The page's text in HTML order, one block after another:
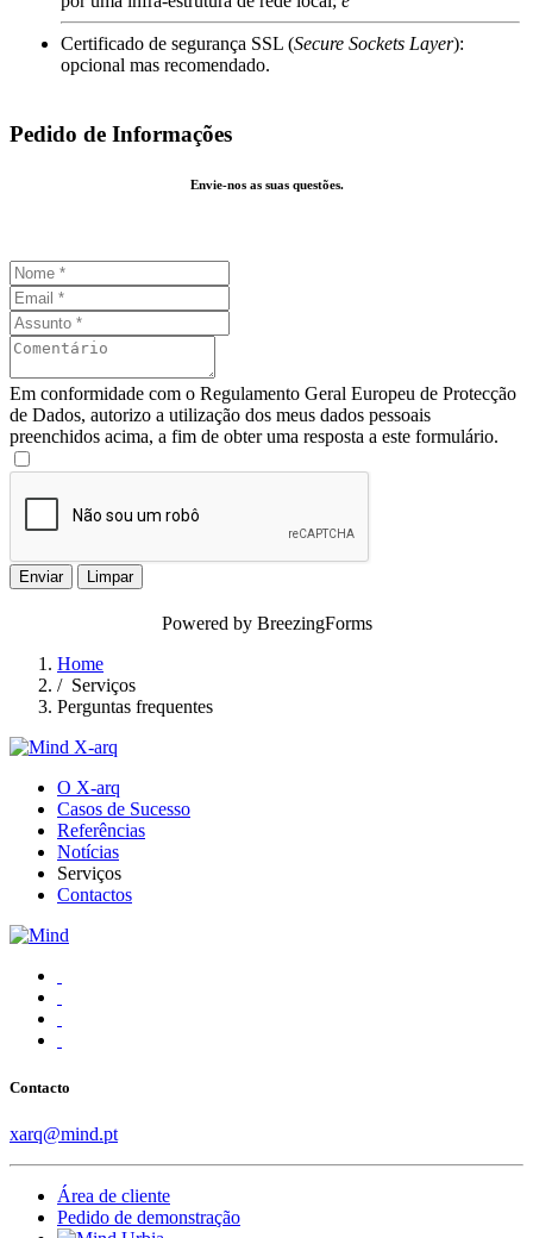
Certificado de segurança SSL (Secure Sockets Layer):
opcional mas recomendado.
Pedido de Informações
Envie-nos as suas questões.
Em conformidade com o Regulamento Geral Europeu de Protecção
de Dados, autorizo a utilização dos meus dados pessoais
preenchidos acima, a fim de obter uma resposta a este formulário.
Enviar Limpar
Powered by BreezingForms
Home
/ Serviços
Perguntas frequentes
O X-arq
Casos de Sucesso
Referências
Notícias
Serviços
Contactos
Contacto
xarq@mind.pt
Área de cliente
Pedido de demonstração